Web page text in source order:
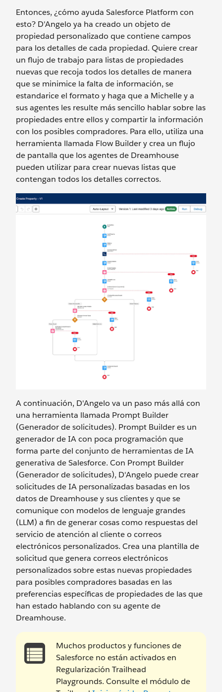
Entonces, ¿cómo ayuda Salesforce Platform con
esto? D'Angelo ya ha creado un objeto de
propiedad personalizado que contiene campos
para los detalles de cada propiedad. Quiere crear
un flujo de trabajo para listas de propiedades
nuevas que recoja todos los detalles de manera
que se minimice la falta de información, se
estandarice el formato y haga que a Michelle y a
sus agentes les resulte más sencillo hablar sobre las
propiedades entre ellos y compartir la información
con los posibles compradores. Para ello, utiliza una
herramienta llamada Flow Builder y crea un flujo
de pantalla que los agentes de Dreamhouse
pueden utilizar para crear nuevas listas que
contengan todos los detalles correctos.
A continuación, D'Angelo va un paso más allá con
una herramienta llamada Prompt Builder
(Generador de solicitudes). Prompt Builder es un
generador de IA con poca programación que
forma parte del conjunto de herramientas de IA
generativa de Salesforce. Con Prompt Builder
(Generador de solicitudes), D'Angelo puede crear
solicitudes de IA personalizadas basadas en los
datos de Dreamhouse y sus clientes y que se
comunique con modelos de lenguaje grandes
(LLM) a fin de generar cosas como respuestas del
servicio de atención al cliente o correos
electrónicos personalizados. Crea una plantilla de
solicitud que genera correos electrónicos
personalizados sobre estas nuevas propiedades
para posibles compradores basadas en las
preferencias específicas de propiedades de las que
han estado hablando con su agente de
Dreamhouse.
Muchos productos y funciones de
Salesforce no están activados en
Regularización Trailhead
Playgrounds. Consulte el módulo de